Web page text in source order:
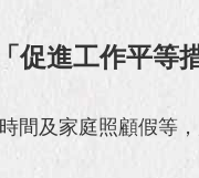
進工作平等
間及家庭照顧假等